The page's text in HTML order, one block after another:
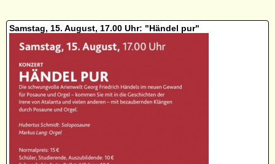
Samstag, 15. August, 17.00 Uhr: "Händel pur"